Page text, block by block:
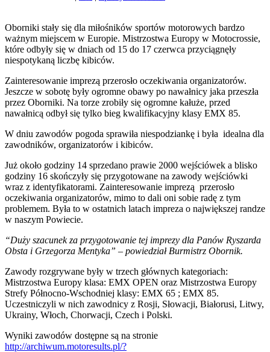
Oborniki stały się dla miłośników sportów motorowych bardzo
ważnym miejscem w Europie. Mistrzostwa Europy w Motocrossie,
które odbyły się w dniach od 15 do 17 czerwca przyciągnęły
niespotykaną liczbę kibiców.
Zainteresowanie imprezą przerosło oczekiwania organizatorów.
Jeszcze w sobotę były ogromne obawy po nawałnicy jaka przeszła
przez Oborniki. Na torze zrobiły się ogromne kałuże, przed
nawałnicą odbył się tylko bieg kwalifikacyjny klasy EMX 85.
W dniu zawodów pogoda sprawiła niespodziankę i była idealna dla
zawodników, organizatorów i kibiców.
Już około godziny 14 sprzedano prawie 2000 wejściówek a blisko
godziny 16 skończyły się przygotowane na zawody wejściówki
wraz z identyfikatorami. Zainteresowanie imprezą przerosło
oczekiwania organizatorów, mimo to dali oni sobie radę z tym
problemem. Była to w ostatnich latach impreza o największej randze
w naszym Powiecie.
“Duży szacunek za przygotowanie tej imprezy dla Panów Ryszarda
Obsta i Grzegorza Mentyka” – powiedział Burmistrz Obornik.
Zawody rozgrywane były w trzech głównych kategoriach:
Mistrzostwa Europy klasa: EMX OPEN oraz Mistrzostwa Europy
Strefy Północno-Wschodniej klasy: EMX 65 ; EMX 85.
Uczestniczyli w nich zawodnicy z Rosji, Słowacji, Białorusi, Litwy,
Ukrainy, Włoch, Chorwacji, Czech i Polski.
Wyniki zawodów dostępne są na stronie
http://archiwum.motoresults.pl/?